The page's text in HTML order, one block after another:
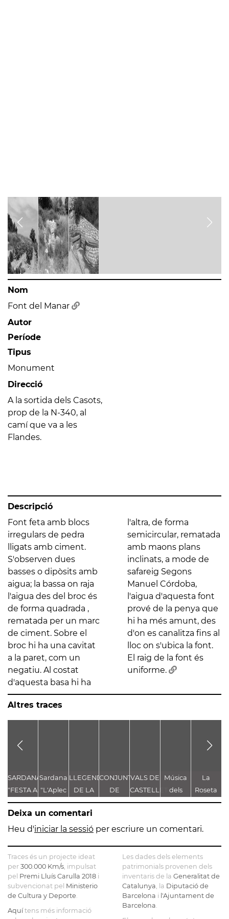
Nom
Font del Manar
Autor
Període
Tipus
Monument
Direcció
A la sortida dels Casots,
prop de la N-340, al
camí que va a les
Flandes.
Descripció
Font feta amb blocs
irregulars de pedra
lligats amb ciment.
S'observen dues
basses o dipòsits amb
aigua; la bassa on raja
l'aigua des del broc és
de forma quadrada ,
rematada per un marc
de ciment. Sobre el
broc hi ha una cavitat
a la paret, com un
negatiu. Al costat
d'aquesta basa hi ha
l'altra, de forma
semicircular, rematada
amb maons plans
inclinats, a mode de
safareig Segons
Manuel Córdoba,
l'aigua d'aquesta font
prové de la penya que
hi ha més amunt, des
d'on es canalitza fins al
lloc on s'ubica la font.
El raig de la font és
uniforme.
Altres traces
SARDANA
"FESTA A
CASTELLET"
Sardana
"L'Aplec
d'Artés"
LLEGENDA
DE LA
TROBALLA
DE LA
MARE
CASTELLET
CONJUNT
DE
LLEGENDES
AL CAMÍ
VALS DE
CASTELLET
Música
dels
Pastorets
La
Roseta
de
o de
fem
borbons
a la
Deixa un comentari
Heu d'iniciar la sessió per escriure un comentari.
Traces és un projecte ideat
per 300.000 Km/s , impulsat
pel Premi Lluís Carulla 2018 i
subvencionat pel Ministerio
de Cultura y Deporte
Aquítens més informació
Les dades dels elements
patrimonials provenen dels
inventaris de la Generalitat de
Catalunya , la Diputació de
Barcelona i l'Ajuntament de
Barcelona